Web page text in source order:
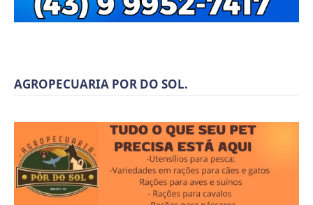
AGROPECUARIA POR DO SOL.